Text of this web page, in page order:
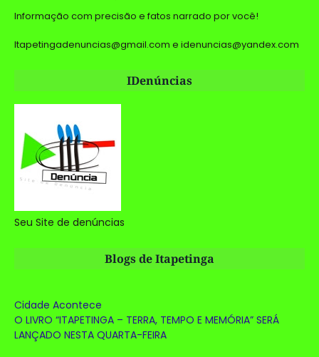
Informação com precisão e fatos narrado por você!
Itapetingadenuncias@gmail.com e idenuncias@yandex.com
IDenúncias
Seu Site de denúncias
Blogs de Itapetinga
Cidade Acontece
O LIVRO “ITAPETINGA – TERRA, TEMPO E MEMÓRIA” SERÁ
LANÇADO NESTA QUARTA-FEIRA